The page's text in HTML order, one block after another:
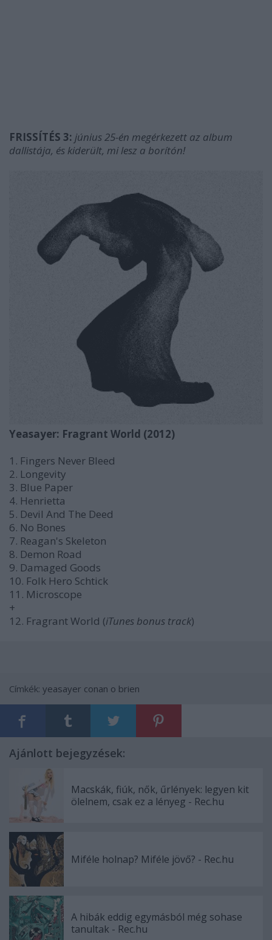
FRISSÍTÉS 3: június 25-én megérkezett az album
dallistája, és kiderült, mi lesz a borítón!
Yeasayer: Fragrant World (2012)
1. Fingers Never Bleed
2. Longevity
3. Blue Paper
4. Henrietta
5. Devil And The Deed
6. No Bones
7. Reagan's Skeleton
8. Demon Road
9. Damaged Goods
10. Folk Hero Schtick
11. Microscope
+
12. Fragrant World (iTunes bonus track)
Címkék: yeasayer conan o brien
Ajánlott bejegyzések:
Macskák, fiúk, nők, űrlények: legyen kit
ölelnem, csak ez a lényeg - Rec.hu
Miféle holnap? Miféle jövő? - Rec.hu
A hibák eddig egymásból még sohase
tanultak - Rec.hu